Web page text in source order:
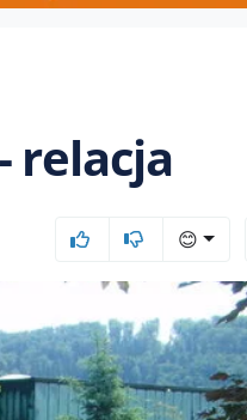
relacja
😊